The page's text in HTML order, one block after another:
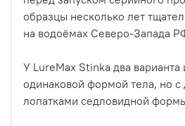
образцы несколько лет
на водоёмах Северо-Запада
У LureMax Stinka два варианта
одинаковой формой тела, но
лопатками седловидной